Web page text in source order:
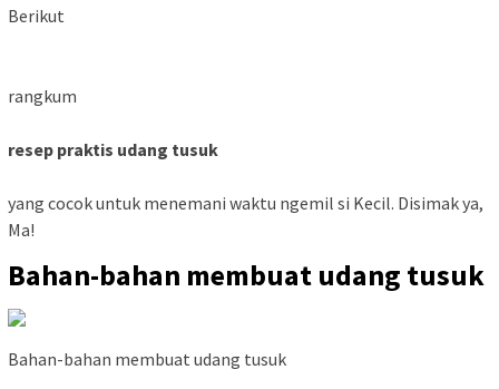
Berikut
rangkum
resep praktis udang tusuk
yang cocok untuk menemani waktu ngemil si Kecil. Disimak ya,
Ma!
Bahan-bahan membuat udang tusuk
Bahan-bahan membuat udang tusuk